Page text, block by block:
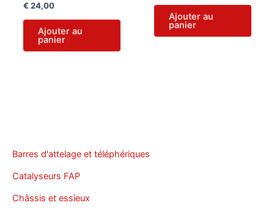
Barres d'attelage et téléphériques
Catalyseurs FAP
Châssis et essieux
€ 24,00
Ajouter au
panier
Ajouter au
panier